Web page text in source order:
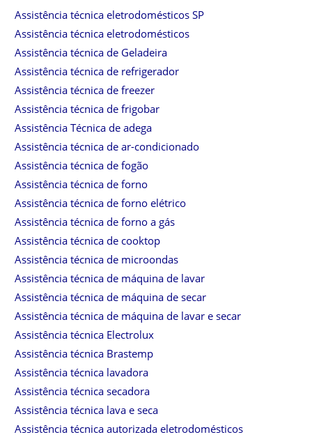
Assistência técnica eletrodomésticos SP
Assistência técnica eletrodomésticos
Assistência técnica de Geladeira
Assistência técnica de refrigerador
Assistência técnica de freezer
Assistência técnica de frigobar
Assistência Técnica de adega
Assistência técnica de ar-condicionado
Assistência técnica de fogão
Assistência técnica de forno
Assistência técnica de forno elétrico
Assistência técnica de forno a gás
Assistência técnica de cooktop
Assistência técnica de microondas
Assistência técnica de máquina de lavar
Assistência técnica de máquina de secar
Assistência técnica de máquina de lavar e secar
Assistência técnica Electrolux
Assistência técnica Brastemp
Assistência técnica lavadora
Assistência técnica secadora
Assistência técnica lava e seca
Assistência técnica autorizada eletrodomésticos